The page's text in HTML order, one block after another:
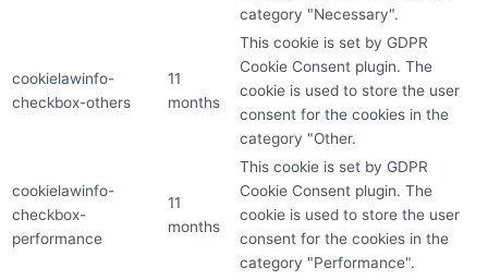
category "Necessary".
cookielawinfo-
checkbox-others
11
months
This cookie is set by GDPR
Cookie Consent plugin. The
cookie is used to store the user
consent for the cookies in the
category "Other.
cookielawinfo-
checkbox-
performance
11
months
This cookie is set by GDPR
Cookie Consent plugin. The
cookie is used to store the user
consent for the cookies in the
category "Performance".